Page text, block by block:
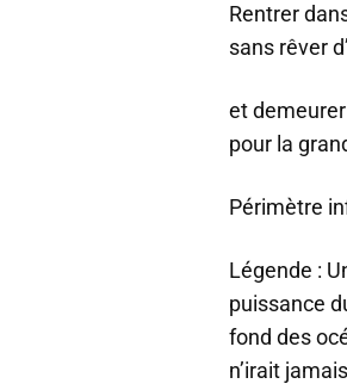
Rentrer
sans rêver
et
pour la
Périmètre
Légende :
puissance
fond des
n’irait